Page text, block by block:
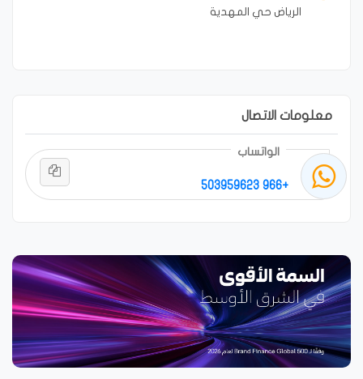
الرياض حي المهدية
معلومات الاتصال
+966 503959623
الواتساب